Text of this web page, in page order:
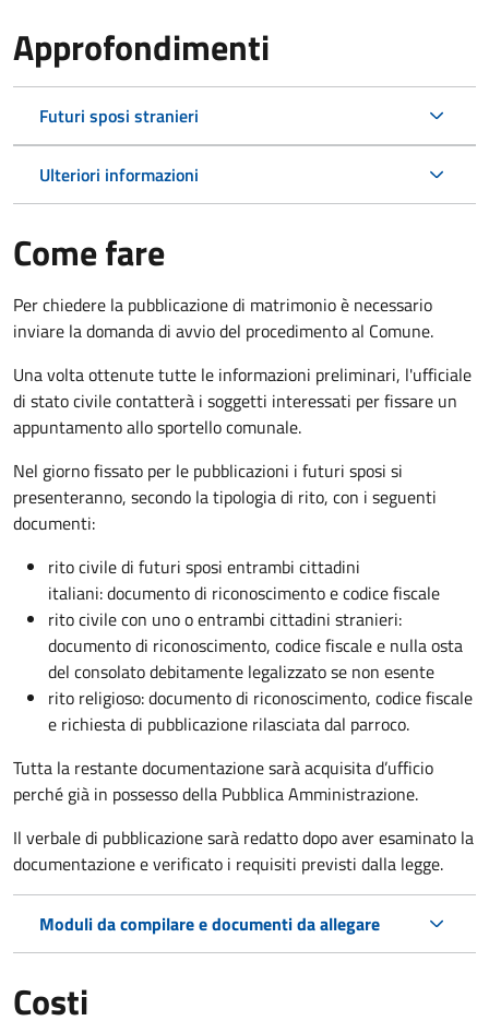
Approfondimenti
Futuri sposi stranieri
Ulteriori informazioni
Come fare
Per chiedere la pubblicazione di matrimonio è necessario
inviare la domanda di avvio del procedimento al Comune.
Una volta ottenute tutte le informazioni preliminari, l'ufficiale
di stato civile contatterà i soggetti interessati per fissare un
appuntamento allo sportello comunale.
Nel giorno fissato per le pubblicazioni i futuri sposi si
presenteranno, secondo la tipologia di rito, con i seguenti
documenti:
rito civile di futuri sposi entrambi cittadini
italiani: documento di riconoscimento e codice fiscale
rito civile con uno o entrambi cittadini stranieri:
documento di riconoscimento, codice fiscale e nulla osta
del consolato debitamente legalizzato se non esente
rito religioso: documento di riconoscimento, codice fiscale
e richiesta di pubblicazione rilasciata dal parroco.
Tutta la restante documentazione sarà acquisita d’ufficio
perché già in possesso della Pubblica Amministrazione.
Il verbale di pubblicazione sarà redatto dopo aver esaminato la
documentazione e verificato i requisiti previsti dalla legge.
Moduli da compilare e documenti da allegare
Costi